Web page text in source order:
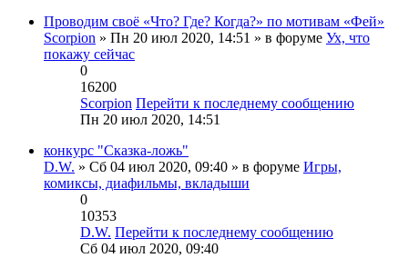
Проводим своё «Что? Где? Когда?» по мотивам «Фей»
Scorpion » Пн 20 июл 2020, 14:51 » в форуме Ух, что
покажу сейчас
0
16200
Scorpion Перейти к последнему сообщению
Пн 20 июл 2020, 14:51
конкурс "Сказка-ложь"
D.W. » Сб 04 июл 2020, 09:40 » в форуме Игры,
комиксы, диафильмы, вкладыши
0
10353
D.W. Перейти к последнему сообщению
Сб 04 июл 2020, 09:40